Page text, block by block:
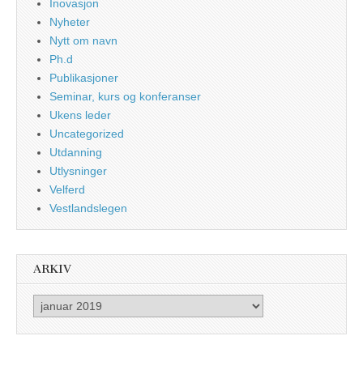
Inovasjon
Nyheter
Nytt om navn
Ph.d
Publikasjoner
Seminar, kurs og konferanser
Ukens leder
Uncategorized
Utdanning
Utlysninger
Velferd
Vestlandslegen
ARKIV